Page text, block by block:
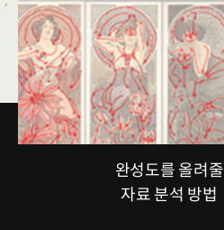
완성도를 올려줄
자료 분석 방법